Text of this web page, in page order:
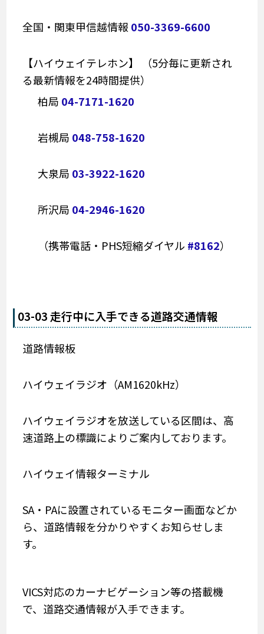
全国・関東甲信越情報 050-3369-6600
【ハイウェイテレホン】 （5分毎に更新され
る最新情報を24時間提供）
柏局 04-7171-1620
岩槻局 048-758-1620
大泉局 03-3922-1620
所沢局 04-2946-1620
（携帯電話・PHS短縮ダイヤル #8162）
03-03 走行中に入手できる道路交通情報
道路情報板
ハイウェイラジオ（AM1620kHz）
ハイウェイラジオを放送している区間は、高
速道路上の標識によりご案内しております。
ハイウェイ情報ターミナル
SA・PAに設置されているモニター画面などか
ら、道路情報を分かりやすくお知らせしま
す。
VICS対応のカーナビゲーション等の搭載機
で、道路交通情報が入手できます。